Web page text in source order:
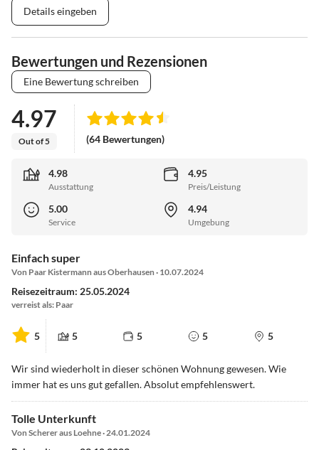
Details eingeben
Bewertungen und Rezensionen
Eine Bewertung schreiben
4.97
Out of 5 (64 Bewertungen)
4.98
Ausstattung
4.95
Preis/Leistung
5.00
Service
4.94
Umgebung
Einfach super
Von Paar Kistermann aus Oberhausen · 10.07.2024
Reisezeitraum: 25.05.2024
verreist als: Paar
5 5 5 5 5
Wir sind wiederholt in dieser schönen Wohnung gewesen. Wie
immer hat es uns gut gefallen. Absolut empfehlenswert.
Tolle Unterkunft
Von Scherer aus Loehne · 24.01.2024